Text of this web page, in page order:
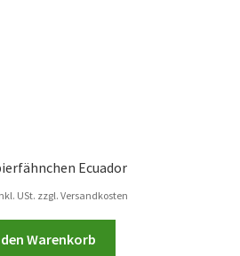
Ecuador
USt. zzgl. Versandkosten
Warenkorb